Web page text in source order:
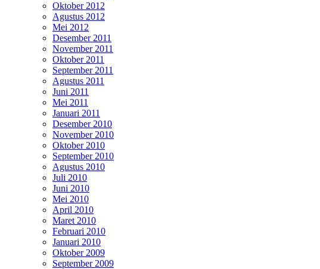
Oktober 2012
Agustus 2012
Mei 2012
Desember 2011
November 2011
Oktober 2011
September 2011
Agustus 2011
Juni 2011
Mei 2011
Januari 2011
Desember 2010
November 2010
Oktober 2010
September 2010
Agustus 2010
Juli 2010
Juni 2010
Mei 2010
April 2010
Maret 2010
Februari 2010
Januari 2010
Oktober 2009
September 2009